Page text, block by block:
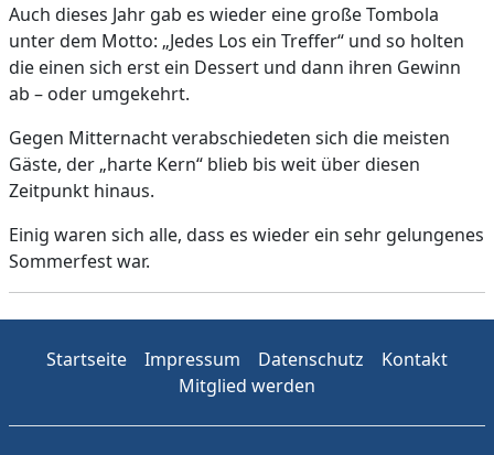
Auch dieses Jahr gab es wieder eine große Tombola
unter dem Motto: „Jedes Los ein Treffer“ und so holten
die einen sich erst ein Dessert und dann ihren Gewinn
ab – oder umgekehrt.
Gegen Mitternacht verabschiedeten sich die meisten
Gäste, der „harte Kern“ blieb bis weit über diesen
Zeitpunkt hinaus.
Einig waren sich alle, dass es wieder ein sehr gelungenes
Sommerfest war.
Startseite Impressum Datenschutz
Kontakt
Mitglied werden